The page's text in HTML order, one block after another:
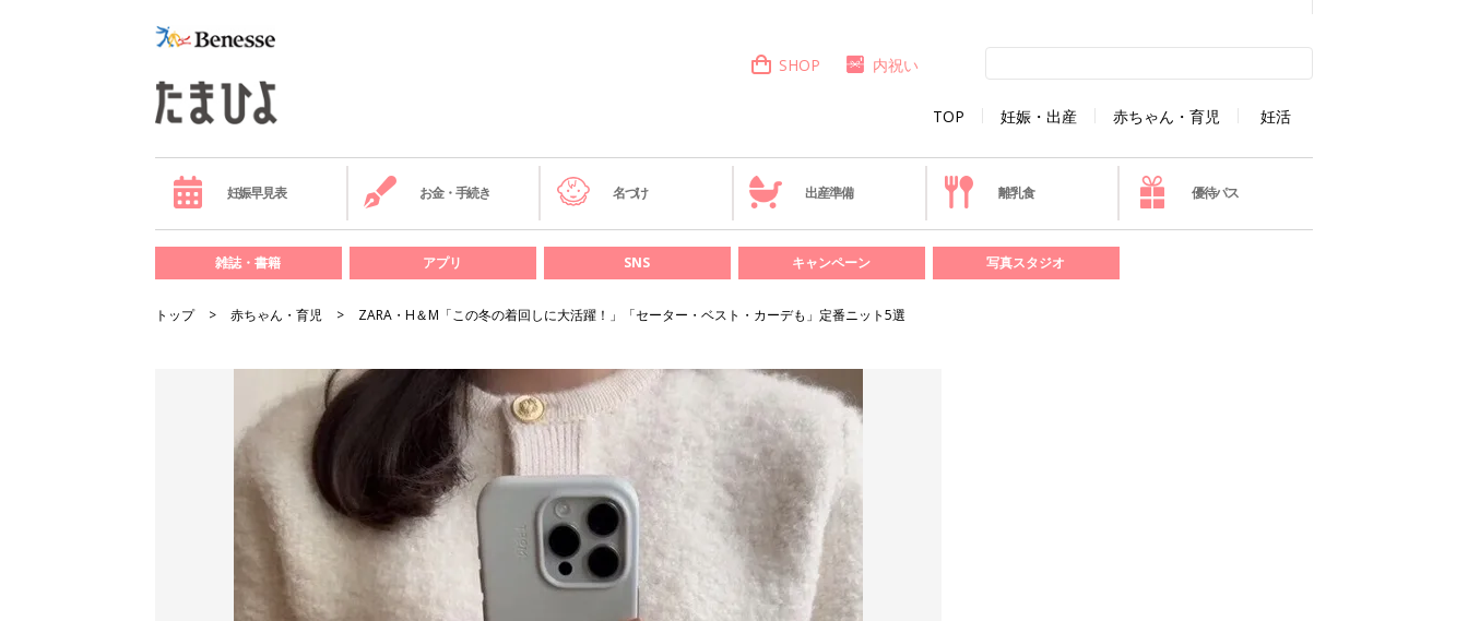
TOP 妊娠・出産 赤ちゃん・育児 妊活
SHOP 内祝い
妊娠早見表 お金・手続き 名づけ 出産準備 離乳食 優待パス
雑誌・書籍 アプリ SNS キャンペーン 写真スタジオ
トップ 赤ちゃん・育児 ZARA・H＆М「この冬の着回しに大活躍！」「セーター・ベスト・カーデも」定番ニット5選